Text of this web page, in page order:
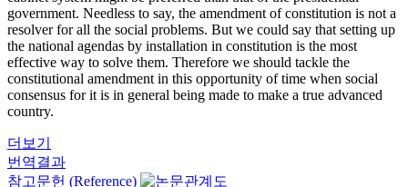
government. Needless to say, the amendment of constitution is not a
resolver for all the social problems. But we could say that setting up
the national agendas by installation in constitution is the most
effective way to solve them. Therefore we should tackle the
constitutional amendment in this opportunity of time when social
consensus for it is in general being made to make a true advanced
country.
더보기
번역결과
참고문헌 (Reference)